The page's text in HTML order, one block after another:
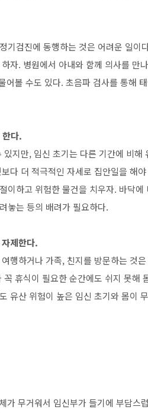
기검진에 동행하는 것은 어려운 일이
자. 병원에서 아내와 함께 의사를 만
어볼 수도 있다. 초음파 검사를 통해
한다.
지만, 임신 초기는 다른 기간에 비
다 더 적극적인 자세로 집안일을 해
이하고 위험한 물건을 치우자. 바닥
놓는 등의 배려가 필요하다.
제한다.
행하거나 가족, 친지를 방문하는 것
휴식이 필요한 순간에도 쉬지 못해
유산 위험이 높은 임신 초기와 몸이
가 무거워서 임신부가 들기에 부담스